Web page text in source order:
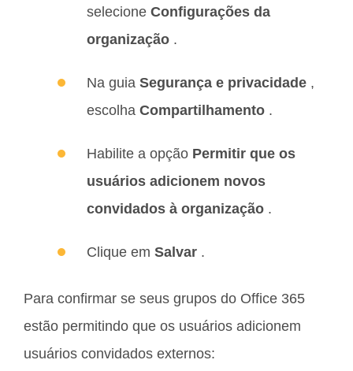
selecione Configurações da
organização .
Na guia Segurança e privacidade ,
escolha Compartilhamento .
Habilite a opção Permitir que os
usuários adicionem novos
convidados à organização .
Clique em Salvar .
Para confirmar se seus grupos do Office 365
estão permitindo que os usuários adicionem
usuários convidados externos: